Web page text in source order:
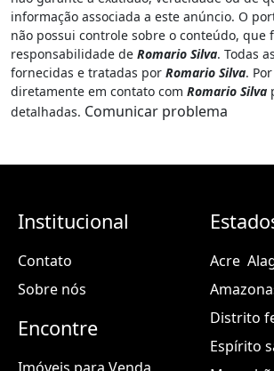
informação associada a este anúncio. O
não possui controle sobre o conteúdo, que
responsabilidade de Romario Silva. Todas
fornecidas e tratadas por Romario Silva.
diretamente em contato com Romario Silva
detalhadas. Comunicar problema
Institucional
Contato
Sobre nós
Encontre
Acre
Distrito
Espírito